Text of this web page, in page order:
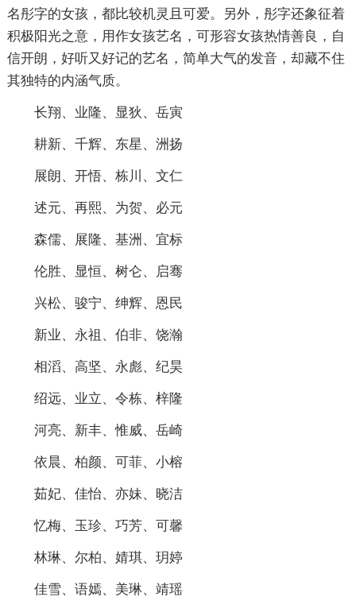
名彤字的女孩，都比较机灵且可爱。另外，彤字还象征着
积极阳光之意，用作女孩艺名，可形容女孩热情善良，自
信开朗，好听又好记的艺名，简单大气的发音，却藏不住
其独特的内涵气质。
长翔、业隆、显狄、岳寅
耕新、千辉、东星、洲扬
展朗、开悟、栋川、文仁
述元、再熙、为贺、必元
森儒、展隆、基洲、宜标
伦胜、显恒、树仑、启骞
兴松、骏宁、绅辉、恩民
新业、永祖、伯非、饶瀚
相滔、高坚、永彪、纪昊
绍远、业立、令栋、梓隆
河亮、新丰、惟威、岳崎
依晨、柏颜、可菲、小榕
茹妃、佳怡、亦妹、晓洁
忆梅、玉珍、巧芳、可馨
林琳、尔柏、婧琪、玥婷
佳雪、语嫣、美琳、靖瑶